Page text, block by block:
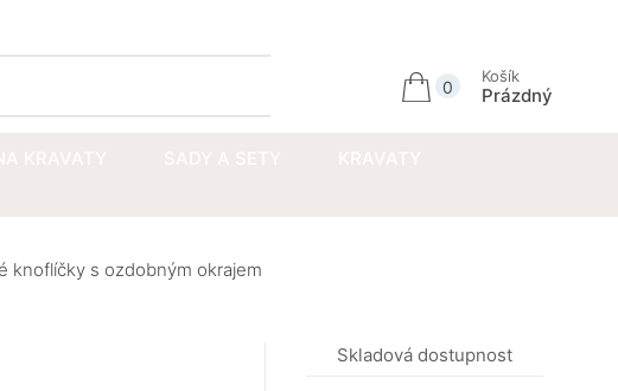
0
Košík
Prázdný
knoflíčky s ozdobným okrajem
Skladová dostupnost